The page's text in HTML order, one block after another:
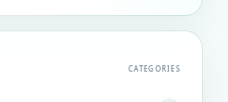
CATEGORIES